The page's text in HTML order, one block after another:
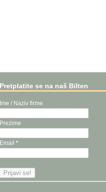
Pretplatite se na naš Bilten
Ime / Naziv firme
Prezime
Email*